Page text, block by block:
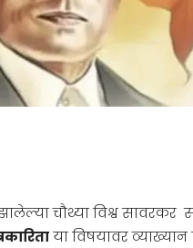
चौथ्या विश्व
या विषयावर